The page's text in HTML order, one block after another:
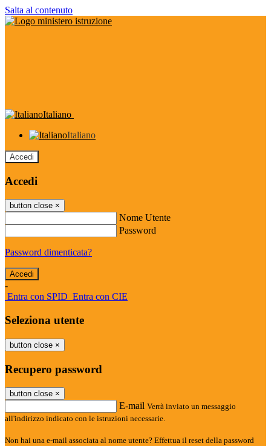
Salta al contenuto
Italiano
Italiano
Accedi
Accedi
button close ×
Nome Utente
Password
Password dimenticata?
-
Entra con SPID Entra con CIE
Seleziona utente
button close ×
Recupero password
button close ×
E-mail Verrà inviato un messaggio
all'indirizzo indicato con le istruzioni necessarie.
Non hai una e-mail associata al nome utente? Effettua il reset della password